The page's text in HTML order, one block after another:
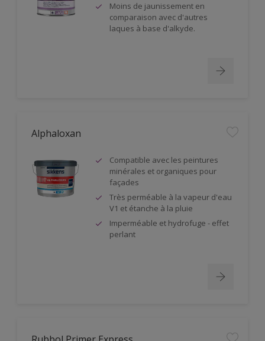
Moins de jaunissement en
comparaison avec d'autres
laques à base d'alkyde.
Alphaloxan
Compatible avec les peintures
minérales et organiques pour
façades
Très perméable à la vapeur d'eau
V1 et étanche à la pluie
Imperméable et hydrofuge - effet
perlant